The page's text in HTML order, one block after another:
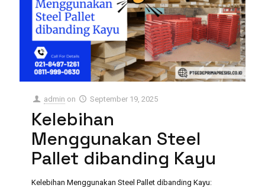
admin on September 19, 2025
Kelebihan
Menggunakan Steel
Pallet dibanding Kayu
Kelebihan Menggunakan Steel Pallet dibanding Kayu: